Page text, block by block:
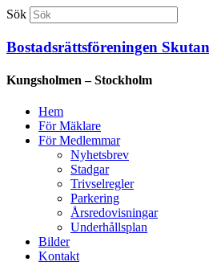
Sök
Bostadsrättsföreningen
Kungsholmen – Stockholm
Hem
För Mäklare
För Medlemmar
Nyhetsbrev
Stadgar
Trivselregler
Parkering
Årsredovisningar
Underhållsplan
Bilder
Kontakt